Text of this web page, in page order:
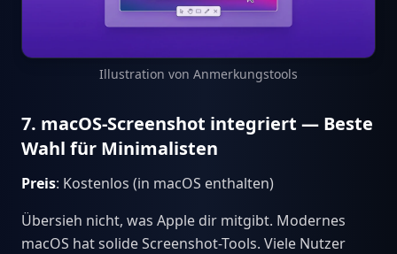
Illustration von Anmerkungstools
7. macOS-Screenshot integriert — Beste
Wahl für Minimalisten
Preis: Kostenlos (in macOS enthalten)
Übersieh nicht, was Apple dir mitgibt. Modernes
macOS hat solide Screenshot-Tools. Viele Nutzer